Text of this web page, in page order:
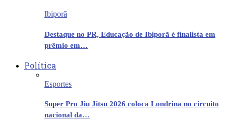
Ibiporã
Destaque no PR, Educação de Ibiporã é finalista em
prêmio em…
Política
Esportes
Super Pro Jiu Jitsu 2026 coloca Londrina no circuito
nacional da…